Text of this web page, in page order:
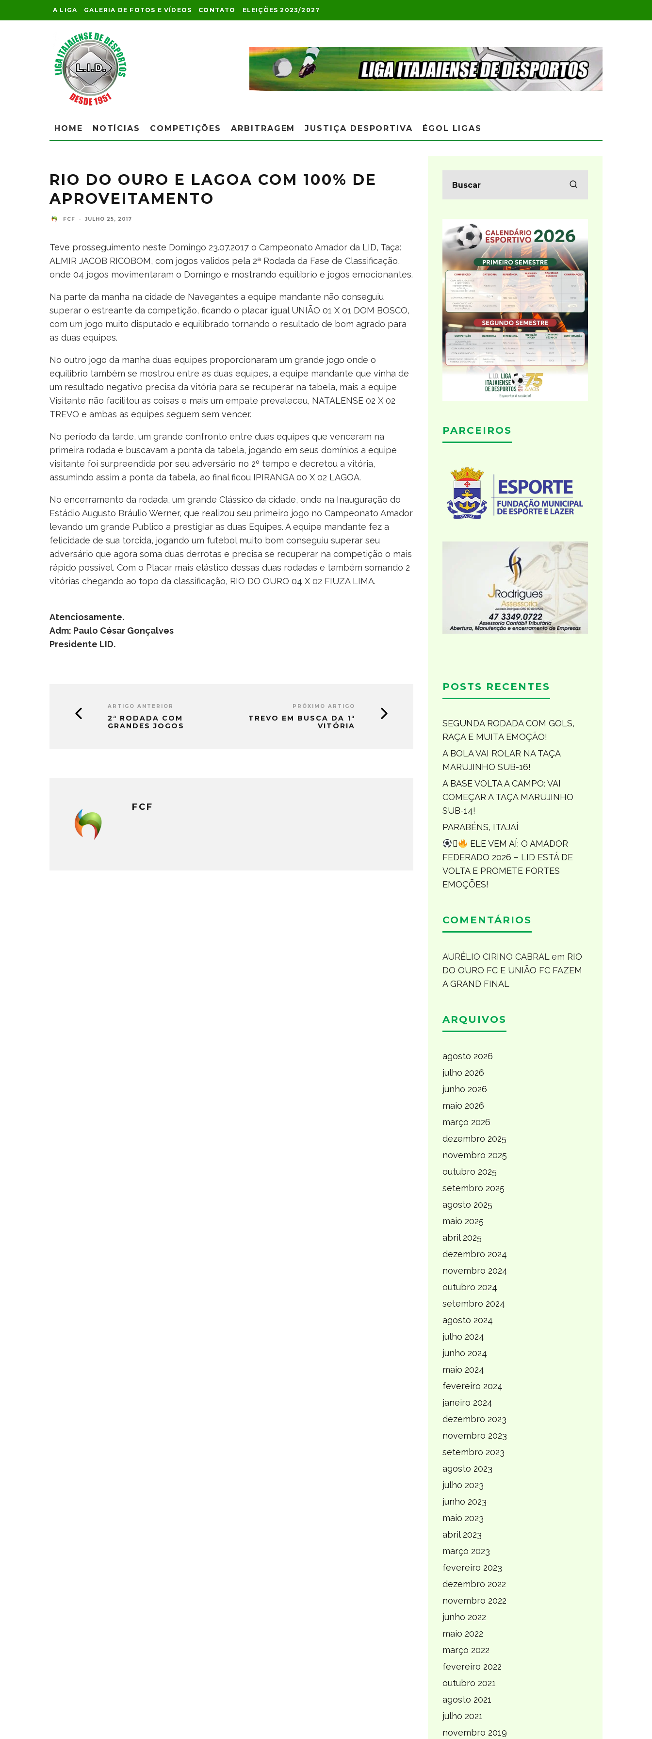
A LIGA GALERIA DE FOTOS E VÍDEOS CONTATO ELEIÇÕES 2023/2027
HOME NOTÍCIAS COMPETIÇÕES ARBITRAGEM JUSTIÇA DESPORTIVA ÉGOL LIGAS
RIO DO OURO E LAGOA COM 100% DE
APROVEITAMENTO
FCF · JULHO 25, 2017
Teve prosseguimento neste Domingo 23.07.2017 o Campeonato Amador da LID, Taça:
ALMIR JACOB RICOBOM, com jogos validos pela 2ª Rodada da Fase de Classificação,
onde 04 jogos movimentaram o Domingo e mostrando equilíbrio e jogos emocionantes.
Na parte da manha na cidade de Navegantes a equipe mandante não conseguiu
superar o estreante da competição, ficando o placar igual UNIÃO 01 X 01 DOM BOSCO,
com um jogo muito disputado e equilibrado tornando o resultado de bom agrado para
as duas equipes.
No outro jogo da manha duas equipes proporcionaram um grande jogo onde o
equilíbrio também se mostrou entre as duas equipes, a equipe mandante que vinha de
um resultado negativo precisa da vitória para se recuperar na tabela, mais a equipe
Visitante não facilitou as coisas e mais um empate prevaleceu, NATALENSE 02 X 02
TREVO e ambas as equipes seguem sem vencer.
No período da tarde, um grande confronto entre duas equipes que venceram na
primeira rodada e buscavam a ponta da tabela, jogando em seus domínios a equipe
visitante foi surpreendida por seu adversário no 2º tempo e decretou a vitória,
assumindo assim a ponta da tabela, ao final ficou IPIRANGA 00 X 02 LAGOA.
No encerramento da rodada, um grande Clássico da cidade, onde na Inauguração do
Estádio Augusto Bráulio Werner, que realizou seu primeiro jogo no Campeonato Amador
levando um grande Publico a prestigiar as duas Equipes. A equipe mandante fez a
felicidade de sua torcida, jogando um futebol muito bom conseguiu superar seu
adversário que agora soma duas derrotas e precisa se recuperar na competição o mais
rápido possível. Com o Placar mais elástico dessas duas rodadas e também somando 2
vitórias chegando ao topo da classificação, RIO DO OURO 04 X 02 FIUZA LIMA.
Atenciosamente.
Adm: Paulo César Gonçalves
Presidente LID.
ARTIGO ANTERIOR
2ª RODADA COM
GRANDES JOGOS
PRÓXIMO ARTIGO
TREVO EM BUSCA DA 1ª
VITÓRIA
FCF
PARCEIROS
POSTS RECENTES
SEGUNDA RODADA COM GOLS,
RAÇA E MUITA EMOÇÃO!
A BOLA VAI ROLAR NA TAÇA
MARUJINHO SUB-16!
A BASE VOLTA A CAMPO: VAI
COMEÇAR A TAÇA MARUJINHO
SUB-14!
PARABÉNS, ITAJAÍ

ELE VEM AÍ: O AMADOR
FEDERADO 2026 – LID ESTÁ DE
VOLTA E PROMETE FORTES
EMOÇÕES!
COMENTÁRIOS
AURÉLIO CIRINO CABRAL em RIO
DO OURO FC E UNIÃO FC FAZEM
A GRAND FINAL
ARQUIVOS
agosto 2026
julho 2026
junho 2026
maio 2026
março 2026
dezembro 2025
novembro 2025
outubro 2025
setembro 2025
agosto 2025
maio 2025
abril 2025
dezembro 2024
novembro 2024
outubro 2024
setembro 2024
agosto 2024
julho 2024
junho 2024
maio 2024
fevereiro 2024
janeiro 2024
dezembro 2023
novembro 2023
setembro 2023
agosto 2023
julho 2023
junho 2023
maio 2023
abril 2023
março 2023
fevereiro 2023
dezembro 2022
novembro 2022
junho 2022
maio 2022
março 2022
fevereiro 2022
outubro 2021
agosto 2021
julho 2021
novembro 2019